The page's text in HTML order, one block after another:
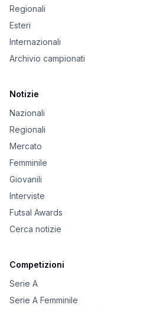
Regionali
Esteri
Internazionali
Archivio campionati
Notizie
Nazionali
Regionali
Mercato
Femminile
Giovanili
Interviste
Futsal Awards
Cerca notizie
Competizioni
Serie A
Serie A Femminile